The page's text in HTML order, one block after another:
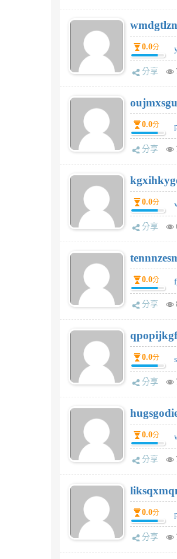
0.0分
分享
0.0分
分享
0.0分
分享
0.0分
分享
0.0分
分享
0.0分
分享
0.0分
分享